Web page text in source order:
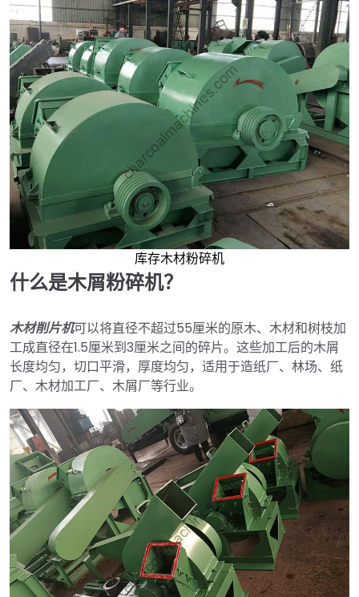
库存木材粉碎机
什么是木屑粉碎机？
木材削片机可以将直径不超过55厘米的原木、木材和树枝加
工成直径在1.5厘米到3厘米之间的碎片。这些加工后的木屑
长度均匀，切口平滑，厚度均匀，适用于造纸厂、林场、纸
厂、木材加工厂、木屑厂等行业。